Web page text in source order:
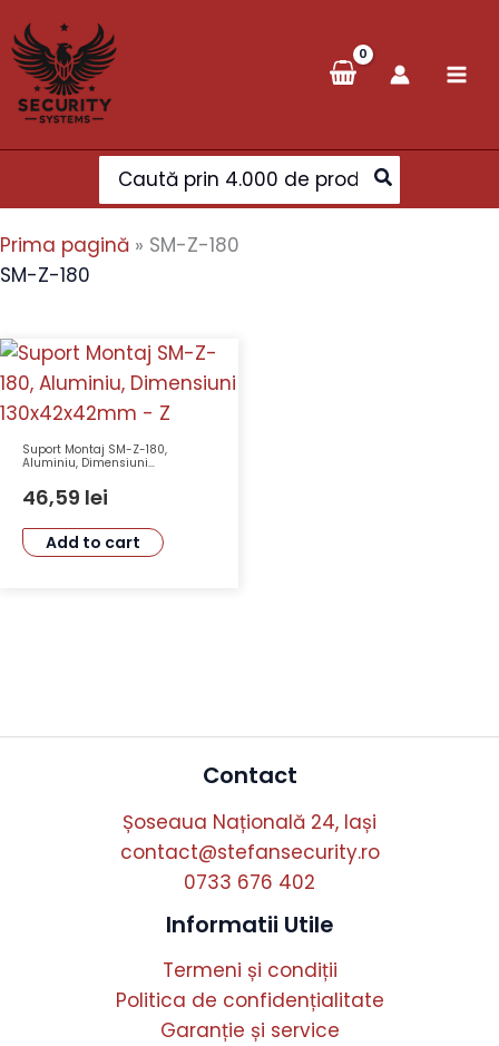
to
content
Search
for:
Prima pagină » SM-Z-180
SM-Z-180
Suport Montaj SM-Z-180,
Aluminiu, Dimensiuni
46,59 lei
Add to cart
Contact
Șoseaua Națională 24, Iași
contact@stefansecurity.ro
0733 676 402
Informatii Utile
Termeni și condiții
Politica de confidențialitate
Garanție și service